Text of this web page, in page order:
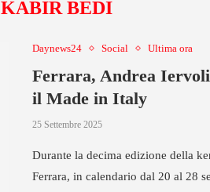
KABIR BEDI
Daynews24 Social Ultima ora
Ferrara, Andrea
il Made in Italy
25 Settembre 2025
Durante la decima edizione della
Ferrara, in calendario dal 20 al 28